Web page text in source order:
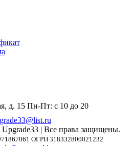
д. 15 Пн-Пт: с 10 до 20
| Все права защищены.
ОГРН 318332800021232